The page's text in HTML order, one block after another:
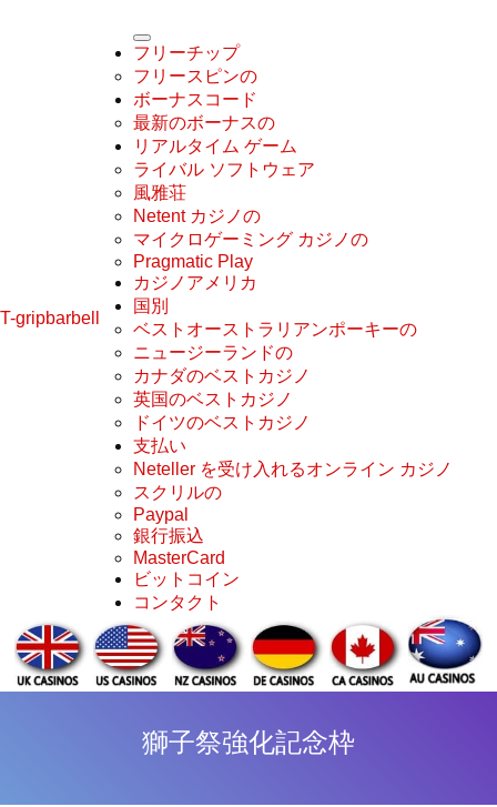
T-gripbarbell
フリーチップ
フリースピンの
ボーナスコード
最新のボーナスの
リアルタイム ゲーム
ライバル ソフトウェア
風雅荘
Netent カジノの
マイクロゲーミング カジノの
Pragmatic Play
カジノアメリカ
国別
ベストオーストラリアンポーキーの
ニュージーランドの
カナダのベストカジノ
英国のベストカジノ
ドイツのベストカジノ
支払い
Neteller を受け入れるオンライン カジノ
スクリルの
Paypal
銀行振込
MasterCard
ビットコイン
コンタクト
獅子祭強化記念枠